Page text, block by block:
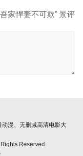
家悍妻不可欺” 景评
漫、无删减高清电影大
Reserved